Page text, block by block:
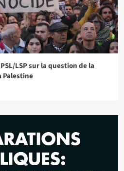
LSP sur la question de la
Palestine